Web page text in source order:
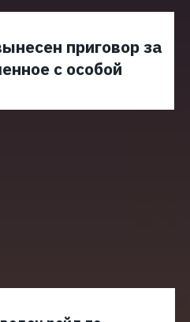
приговор за
с особой